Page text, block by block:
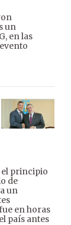
un
en las
el principio
de
un
en horas
país antes